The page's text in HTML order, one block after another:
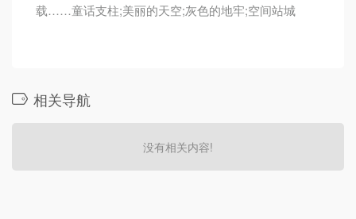
载……童话支柱;美丽的天空;灰色的地牢;空间站城
相关导航
没有相关内容!